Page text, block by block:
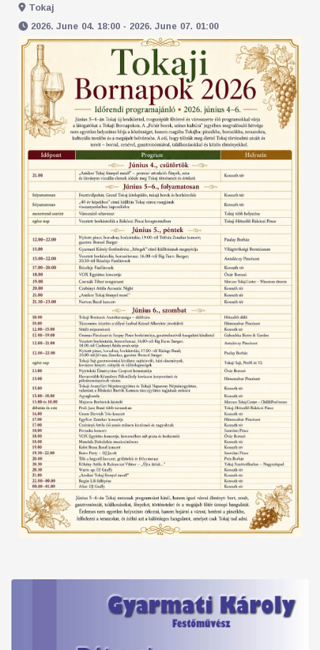
Tokaj
2026. June 04. 18:00 - 2026. June 07. 01:00